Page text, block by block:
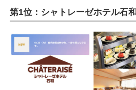
第1位：シャトレーゼホテル石和